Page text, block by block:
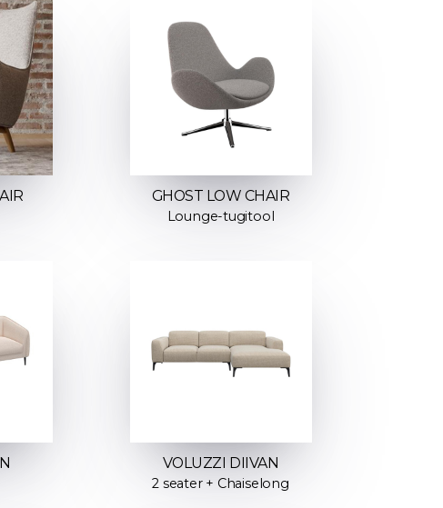
GHOST LOW CHAIR
Lounge-tugitool
VOLUZZI DIIVAN
2 seater + Chaiselong